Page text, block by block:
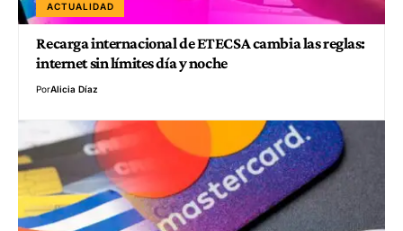
ACTUALIDAD
Recarga internacional de ETECSA cambia las reglas:
internet sin límites día y noche
PorAlicia Díaz